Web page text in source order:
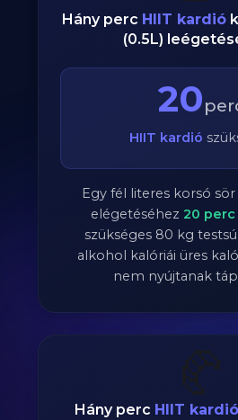
Hány perc HIIT kardió
(0.5L)
20
HIIT kardió
Egy fél literes korsó sör
elégetéséhez 20 perc
szükséges 80 kg
alkohol kalóriái üres
nem nyújtanak
🥐
Hány perc HIIT kardió